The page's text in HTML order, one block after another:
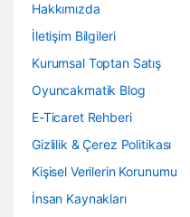
Hakkımızda
İletişim Bilgileri
Kurumsal Toptan Satış
Oyuncakmatik Blog
E-Ticaret Rehberi
Gizlilik & Çerez Politikası
Kişisel Verilerin Korunumu
İnsan Kaynakları